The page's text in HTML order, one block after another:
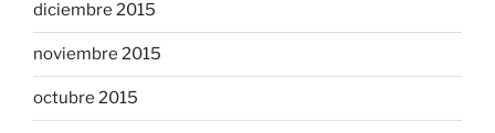
diciembre 2015
noviembre 2015
octubre 2015